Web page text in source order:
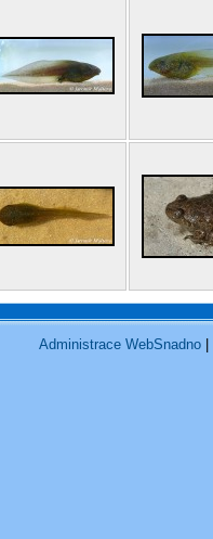
Administrace WebSnadno|